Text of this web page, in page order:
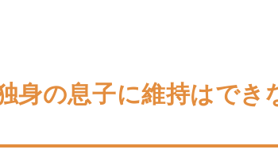
身の息子に維持はで